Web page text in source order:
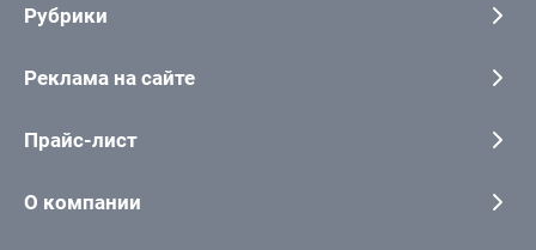
Рубрики
Реклама на сайте
Прайс-лист
О компании